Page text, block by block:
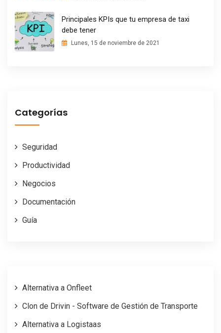
Principales KPIs que tu empresa de taxi
debe tener
Lunes, 15 de noviembre de 2021
Categorías
Seguridad
Productividad
Negocios
Documentación
Guía
Alternativa a Onfleet
Clon de Drivin - Software de Gestión de Transporte
Alternativa a Logistaas